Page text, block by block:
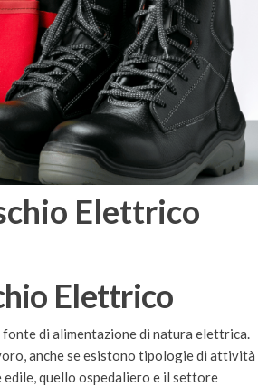
Elettrico
Elettrico
di alimentazione di natura elettrica.
anche se esistono tipologie di attività
quello ospedaliero e il settore